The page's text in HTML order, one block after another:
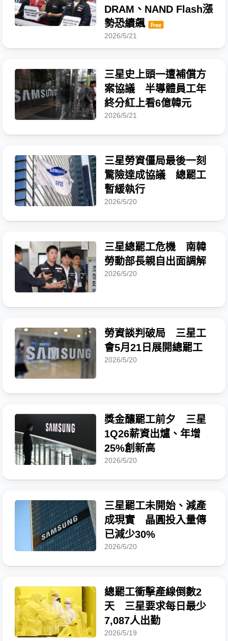
DRAM、NAND Flash漲
勢恐續飆
2026/5/21
三星史上頭一遭補償方
案協議 半導體員工年
終分紅上看6億韓元
2026/5/21
三星勞資僵局最後一刻
驚險達成協議 總罷工
暫緩執行
2026/5/20
三星總罷工危機 南韓
勞動部長親自出面調解
2026/5/20
勞資談判破局 三星工
會5月21日展開總罷工
2026/5/20
獎金釀罷工前夕 三星
1Q26薪資出爐、年增
25%創新高
2026/5/20
三星罷工未開始、減產
成現實 晶圓投入量傳
已減少30%
2026/5/20
總罷工衝擊產線倒數2
天 三星要求每日最少
7,087人出勤
2026/5/19